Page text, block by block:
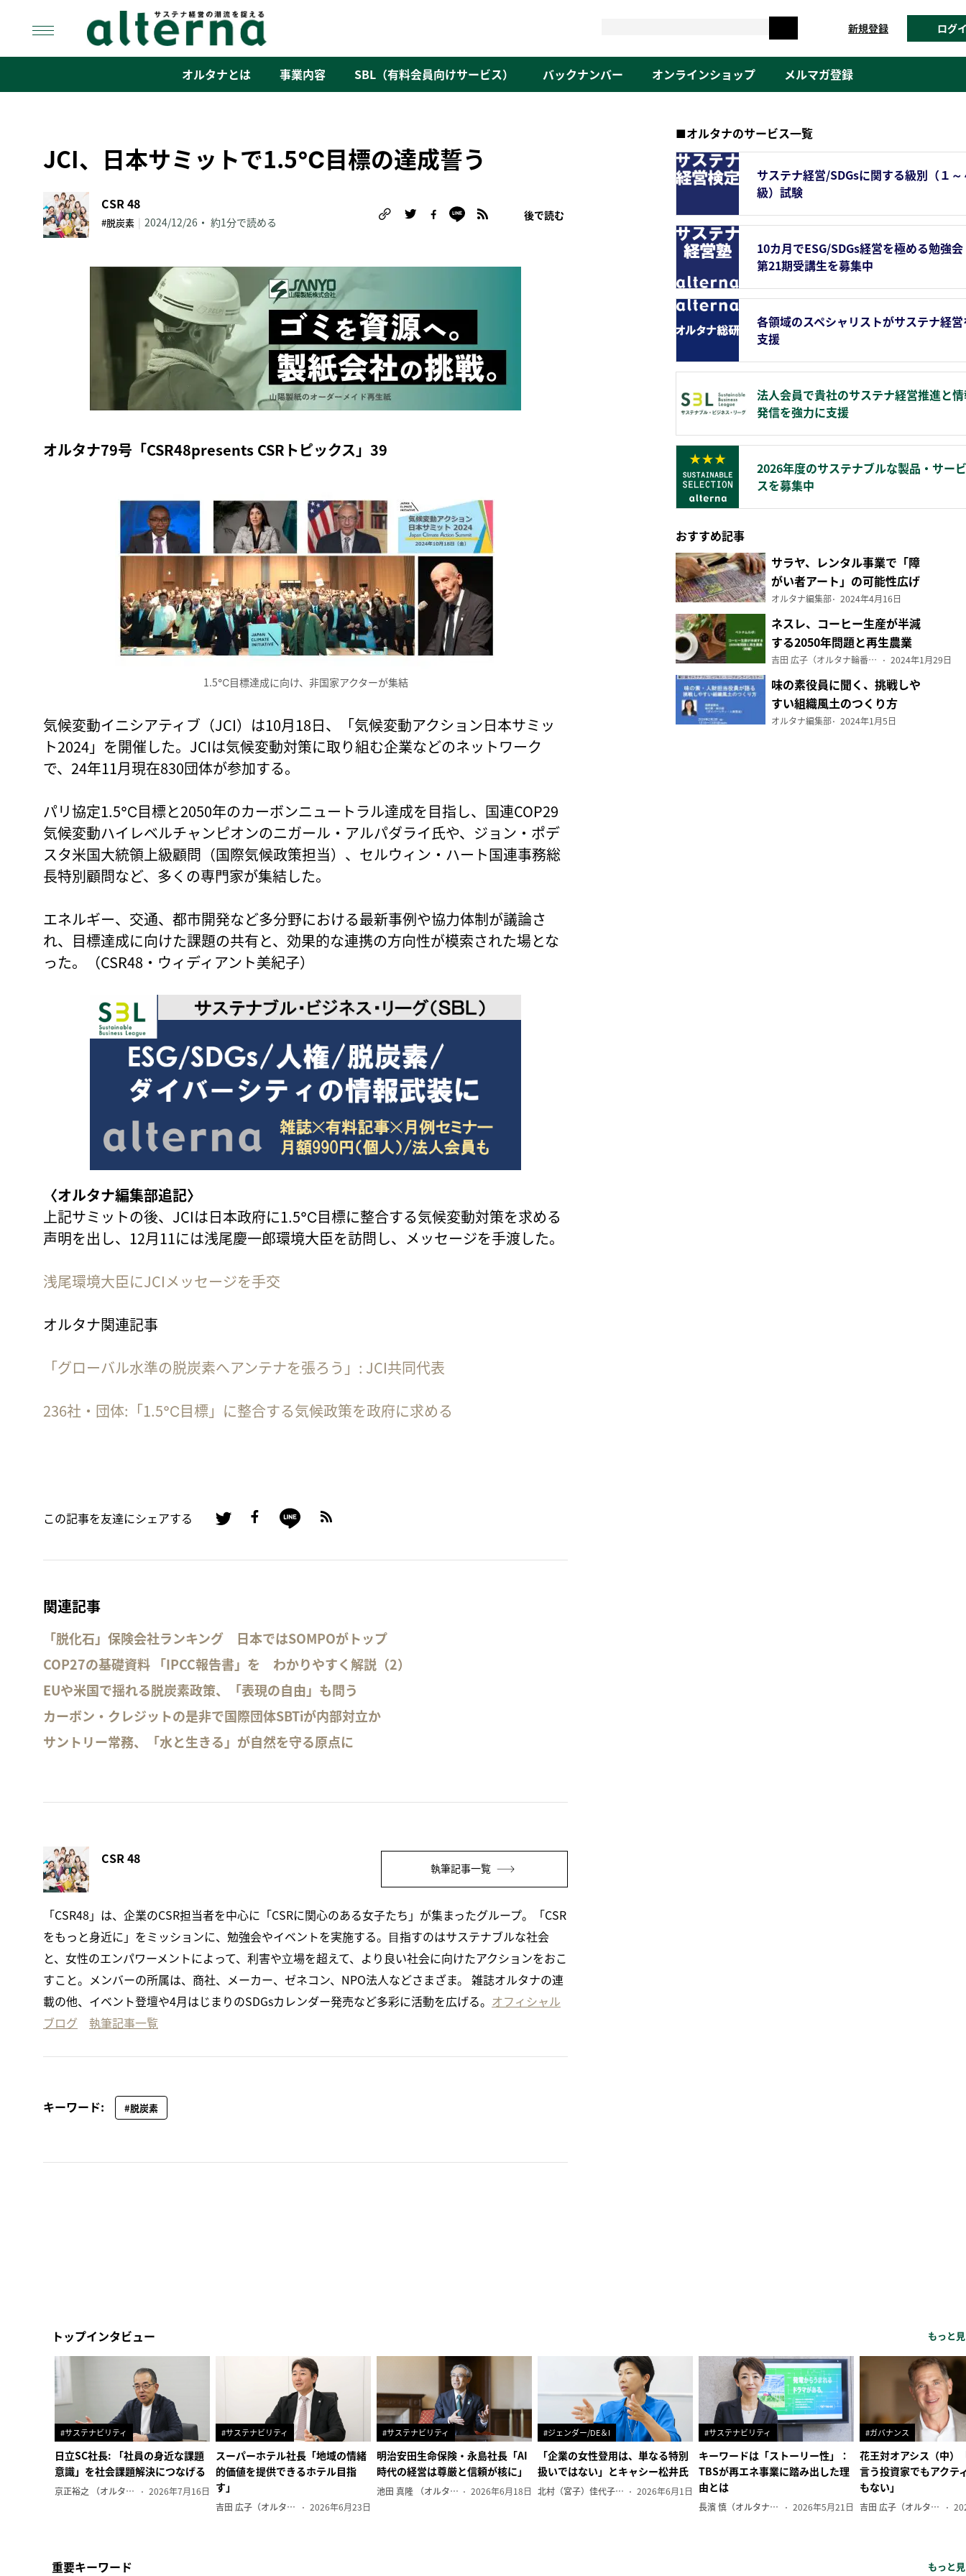
content
新規登録 ログ
オルタナとは 事業内容 SBL（有料会員向けサービス） バックナンバー オンラインショップ メルマガ登録
JCI、日本サミットで1.5℃目標の達成誓う
CSR 48
#脱炭素 | 2024/12/26 約1分で読める
後で読む
オルタナ79号「CSR48presents CSRトピックス」39
1.5℃目標達成に向け、非国家アクターが集結
気候変動イニシアティブ（JCI）は10月18日、「気候変動アクション日本サミッ
ト2024」を開催した。JCIは気候変動対策に取り組む企業などのネットワーク
で、24年11月現在830団体が参加する。
パリ協定1.5℃目標と2050年のカーボンニュートラル達成を目指し、国連COP29
気候変動ハイレベルチャンピオンのニガール・アルパダライ氏や、ジョン・ポデ
スタ米国大統領上級顧問（国際気候政策担当）、セルウィン・ハート国連事務総
長特別顧問など、多くの専門家が集結した。
エネルギー、交通、都市開発など多分野における最新事例や協力体制が議論さ
れ、目標達成に向けた課題の共有と、効果的な連携の方向性が模索された場とな
った。（CSR48・ウィディアント美紀子）
〈オルタナ編集部追記〉
上記サミットの後、JCIは日本政府に1.5℃目標に整合する気候変動対策を求める
声明を出し、12月11には浅尾慶一郎環境大臣を訪問し、メッセージを手渡した。
浅尾環境大臣にJCIメッセージを手交
オルタナ関連記事
「グローバル水準の脱炭素へアンテナを張ろう」: JCI共同代表
236社・団体:「1.5℃目標」に整合する気候政策を政府に求める
この記事を友達にシェアする
関連記事
「脱化石」保険会社ランキング 日本ではSOMPOがトップ
COP27の基礎資料 「IPCC報告書」を わかりやすく解説（2）
EUや米国で揺れる脱炭素政策、「表現の自由」も問う
カーボン・クレジットの是非で国際団体SBTiが内部対立か
サントリー常務、「水と生きる」が自然を守る原点に
CSR 48
執筆記事一覧
「CSR48」は、企業のCSR担当者を中心に「CSRに関心のある女子たち」が集まったグループ。「CSR
をもっと身近に」をミッションに、勉強会やイベントを実施する。⽬指すのはサステナブルな社会
と、女性のエンパワーメントによって、利害や⽴場を超えて、より良い社会に向けたアクションをおこ
すこと。メンバーの所属は、商社、メーカー、ゼネコン、NPO法人などさまざま。 雑誌オルタナの連
載の他、イベント登壇や4月はじまりのSDGsカレンダー発売など多彩に活動を広げる。 オフィシャル
ブログ
執筆記事一覧
キーワード: #脱炭素
■オルタナのサービス一覧
サステナ経営/SDGsに関する級別（１～
級）試験
10カ月でESG/SDGs経営を極める勉強
第21期受講生を募集中
各領域のスペシャリストがサステナ経
支援
法人会員で貴社のサステナ経営推進と
発信を強力に支援
2026年度のサステナブルな製品・サービ
スを募集中
おすすめ記事
サラヤ、レンタル事業で「障
がい者アート」の可能性広げ
る
オルタナ編集部 2024年4月16日
ネスレ、コーヒー生産が半減
する2050年問題と再生農業
（前編）
吉田 広子（オルタナ輪番編集長） 2024年1月29日
味の素役員に聞く、挑戦しや
すい組織風土のつくり方
オルタナ編集部 2024年1月5日
トップインタビュー もっと
#サステナビリティ
日立SC社長: 「社員の身近な課題
意識」を社会課題解決につなげる
京正裕之 （オルタナ副編集長） 2026年7月16日
#サステナビリティ
スーパーホテル社長「地域の情緒
的価値を提供できるホテル目指
す」
吉田 広子（オルタナ輪番編集長） 2026年6月23日
#サステナビリティ
明治安田生命保険・永島社長「AI
時代の経営は尊厳と信頼が核に」
池田 真隆 （オルタナ輪番編集長） 2026年6月18日
#ジェンダー/DE＆I
「企業の女性登用は、単なる特別
扱いではない」とキャシー松井氏
北村（宮子）佳代子（オルタナ輪番編集長） 2026年6月1日
#サステナビリティ
キーワードは「ストーリー性」：
TBSが再エネ事業に踏み出した理
由とは
長濱 慎（オルタナ副編集長） 2026年5月21日
#ガバナンス
花王対オアシス（中）
言う投資家でもアクテ
もない」
吉田 広子（オルタナ輪番編集長）
重要キーワード もっと